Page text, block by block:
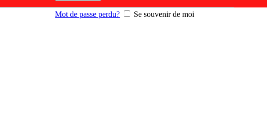
Mot de passe perdu? Se souvenir de moi